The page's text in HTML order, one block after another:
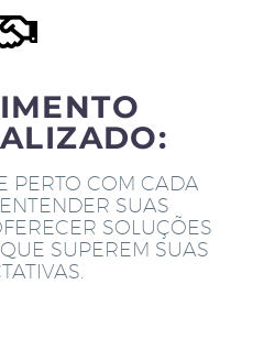
PERTO COM CADA
SUAS
SOLUÇÕES
SUPEREM SUAS